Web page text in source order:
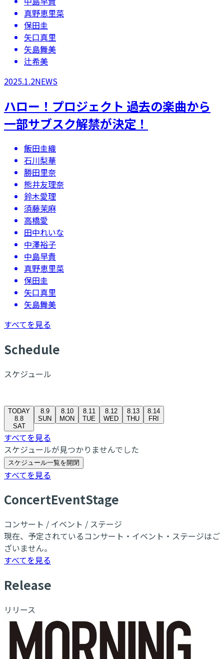
真野恵里菜
保田圭
矢口真里
矢島舞美
辻希美
2025.1.2NEWS
ハロー！プロジェクト 過去の楽曲から
一部サブスク解禁が決定！
飯田圭織
石川梨華
勝田里奈
熊井友理奈
鈴木愛理
須藤茉麻
高橋愛
田中れいな
中澤裕子
中島早貴
真野恵里菜
保田圭
矢口真里
矢島舞美
すべてを見る
Schedule
スケジュール
TODAY
8.8
SAT
8.9
SUN
8.10
MON
8.11
TUE
8.12
WED
8.13
THU
8.14
FRI
すべてを見る
スケジュールが見つかりませんでした
スケジュール一覧を開閉
すべてを見る
ConcertEventStage
コンサート / イベント / ステージ
現在、予定されているコンサート・イベント・ステージはご
ざいません。
すべてを見る
Release
リリース